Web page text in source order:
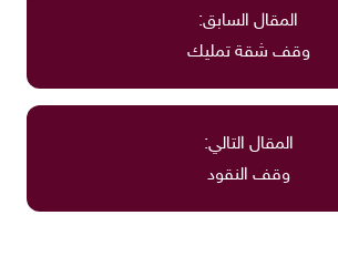
المقال السابق:
وقف شقة تمليك
المقال التالي:
وقف النقود